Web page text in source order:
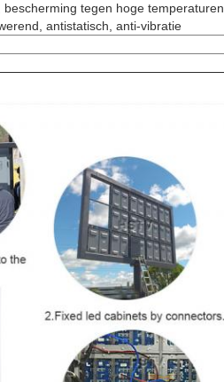
tegen hoge temperaturen,
antistatisch, anti-vibratie